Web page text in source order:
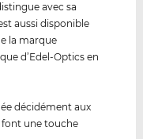
avec sa
aussi disponible
la marque
d’Edel-Optics en
décidément aux
font une touche